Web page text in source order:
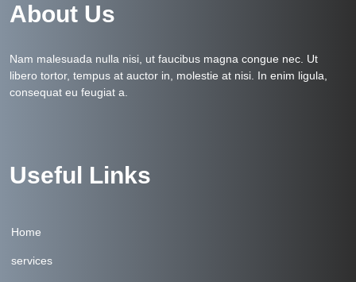
About Us
Nam malesuada nulla nisi, ut faucibus magna congue nec. Ut
libero tortor, tempus at auctor in, molestie at nisi. In enim ligula,
consequat eu feugiat a.
Useful Links
Home
services